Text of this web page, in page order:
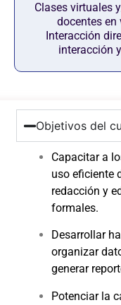
Clases virtuales
docentes
Interacción
interacción
Objetivos del
Capacitar a
uso eficiente
redacción y
formales.
Desarrollar
organizar
generar
Potenciar la